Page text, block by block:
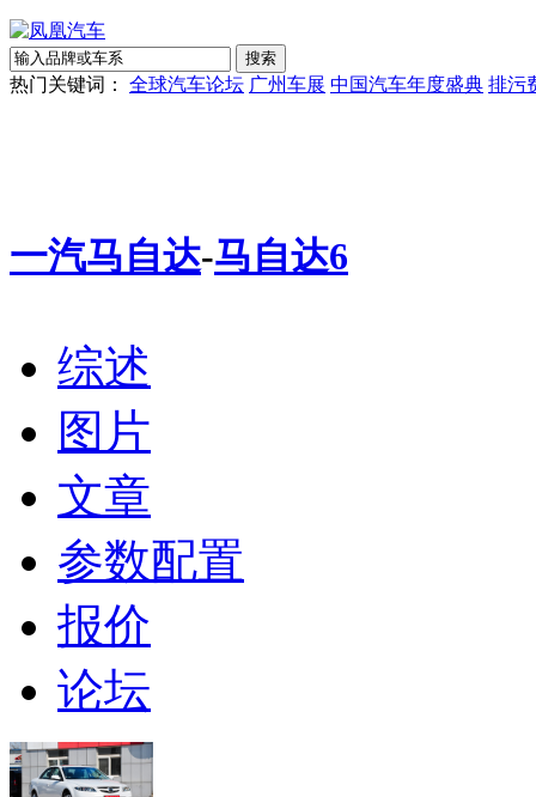
热门关键词： 全球汽车论坛 广州车展 中国汽车年度盛典 排污
一汽马自达-马自达6
综述
图片
文章
参数配置
报价
论坛